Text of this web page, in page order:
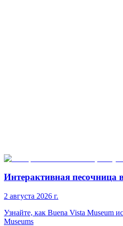
Интерактивная песочница
2 августа 2026 г.
Узнайте, как Buena Vista Museum
Museums